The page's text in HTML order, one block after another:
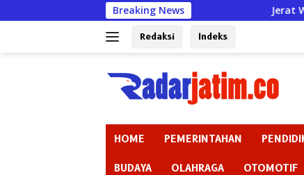
ke
Breaking NewsJerat Warga bak
Redaksi Indeks
HOME PEMERINTAHAN
BUDAYA OLAHRAGA OTOMOTIF